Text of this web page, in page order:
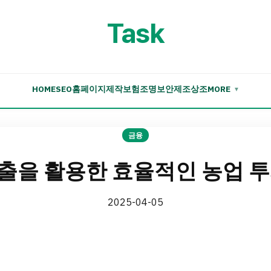
Task
HOMESEO홈페이지제작보험조명보안제조상조MORE ▼
금융
을 활용한 효율적인 농업
2025-04-05